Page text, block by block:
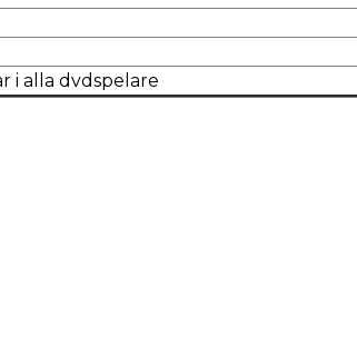
i alla dvdspelare